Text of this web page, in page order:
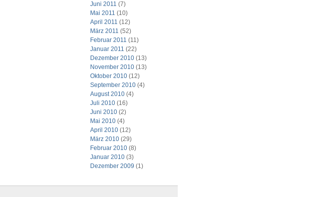
Juni 2011 (7)
Mai 2011 (10)
April 2011 (12)
März 2011 (52)
Februar 2011 (11)
Januar 2011 (22)
Dezember 2010(13)
November 2010(13)
Oktober 2010(12)
September 2010(4)
August 2010(4)
Juli 2010(16)
Juni 2010(2)
Mai 2010(4)
April 2010(12)
März 2010(29)
Februar 2010(8)
Januar 2010(3)
Dezember 2009 (1)